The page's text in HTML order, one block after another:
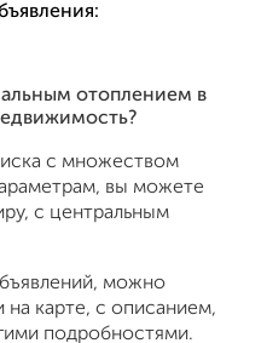
отоплением в
с множеством
вы можете
с центральным
можно
на карте, с описанием,
подробностями.